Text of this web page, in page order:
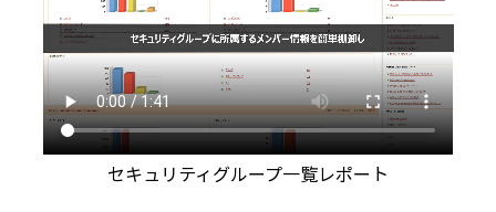
セキュリティグループ一覧レポート